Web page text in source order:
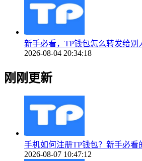
新手必看，TP钱包怎么转发给别
2026-08-04 20:34:18
刚刚更新
手机如何注册TP钱包？新手必看
2026-08-07 10:47:12